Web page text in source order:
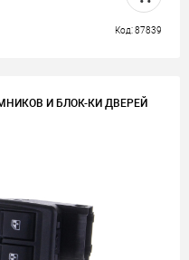
Код: 87839
И БЛОК-КИ ДВЕРЕЙ